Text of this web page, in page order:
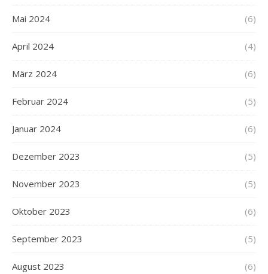
Mai 2024 (6)
April 2024 (4)
März 2024 (6)
Februar 2024 (5)
Januar 2024 (6)
Dezember 2023 (5)
November 2023 (5)
Oktober 2023 (6)
September 2023 (5)
August 2023 (6)